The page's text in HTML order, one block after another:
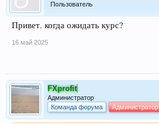
Пользователь
Привет. когда ожидать курс?
16 май 2025
FXprofit
Администратор
Команда форума
Администратор